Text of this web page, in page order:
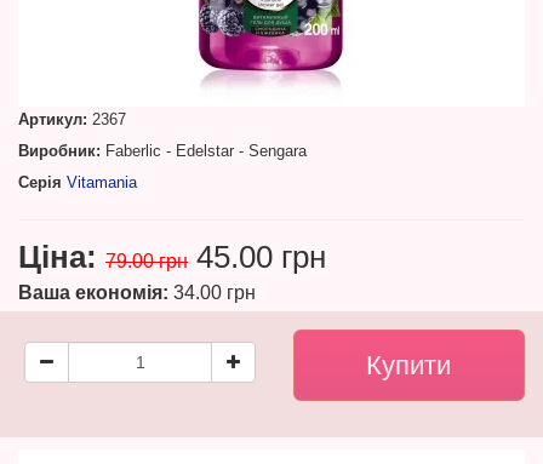
Артикул: 2367
Виробник: Faberlic - Edelstar - Sengara
Серія Vitamania
Ціна: 79.00 грн 45.00 грн
Ваша економія: 34.00 грн